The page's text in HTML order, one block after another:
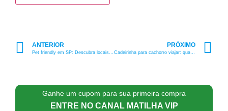
ANTERIOR
Pet friendly em SP: Descubra locais onde pets são bem-vindos!
PRÓXIMO
Cadeirinha para cachorro viajar: qual a ideal pro seu pet?
Ganhe um cupom para sua primeira compra
ENTRE NO CANAL MATILHA VIP